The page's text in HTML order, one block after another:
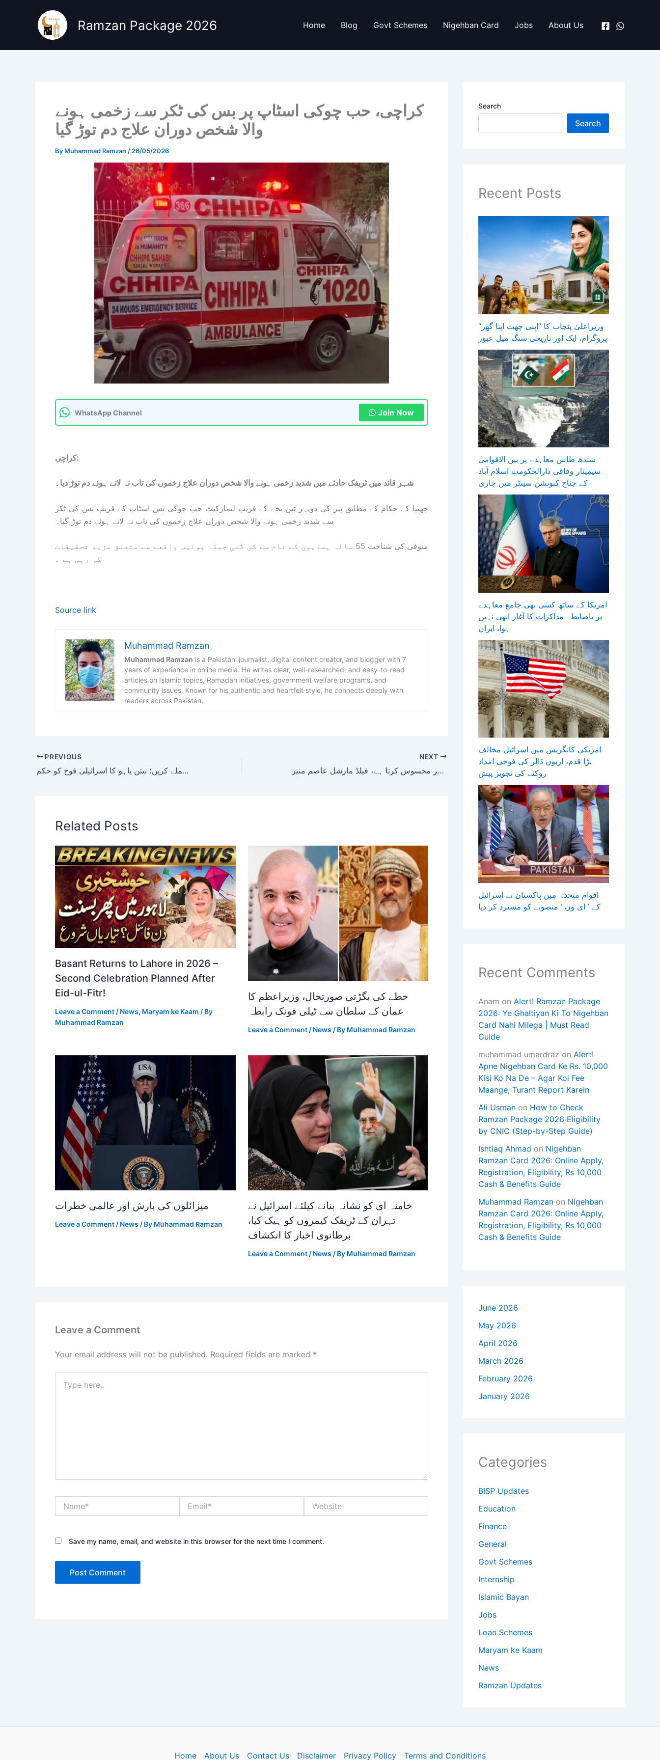
Ramzan Package 2026 Home Blog Govt Schemes Nigehban Card Jobs About Us
کراچی، حب چوکی اسٹاپ پر بس کی ٹکر سے زخمی ہونے
والا شخص دوران علاج دم توڑ گیا
By Muhammad Ramzan / 26/05/2026
WhatsApp Channel Join Now
کراچی:
چھیپا کے حکام کے مطابق پیر کی دوپہر تین بجے کے قریب لیمارکیٹ حب چوکی بس اسٹاپ کے قریب بس کی ٹکر
متوفی کی شناخت 55 سالہ ہمایوں کے نام سے کی گئی جبکہ پولیس واقعے سے متعلق مزید تحقیقات
کر رہی ہے ۔
Source link
Muhammad Ramzan
Muhammad Ramzan is a Pakistani journalist, digital content creator, and blogger with 7
years of experience in online media. He writes clear, well-researched, and easy-to-read
articles on Islamic topics, Ramadan initiatives, government welfare programs, and
community issues. Known for his authentic and heartfelt style, he connects deeply with
readers across Pakistan.
PREVIOUS
حزب اللہ کو کچلنے کیلیے مزید طاقتور حملے کریں؛ نیتن یاہو کا اسرائیلی فوج کو حکم
NEXT
پاکستان، پاک چین لازوال اور آہنی دوستی پر فخر محسوس کرتا ہے، فیلڈ مارشل عاصم منیر
Related Posts
Basant Returns to Lahore in 2026 –
Second Celebration Planned After
Eid-ul-Fitr!
Leave a Comment / News, Maryam ke Kaam / By
Muhammad Ramzan
خطے کی بگڑتی صورتحال، وزیراعظم کا
عمان کے سلطان سے ٹیلی فونک رابطہ
Leave a Comment / News / By Muhammad Ramzan
میزائلوں کی بارش اور عالمی خطرات
Leave a Comment/ News / By Muhammad Ramzan
خامنہ ای کو نشانہ بنانے کیلئے اسرائیل نے
تہران کے ٹریفک کیمروں کو ہیک کیا،
برطانوی اخبار کا انکشاف
Leave a Comment / News / By Muhammad Ramzan
Leave a Comment
Your email address will not be published. Required fields are marked *
here..
Save my name, email, and website in this browser for the next time I comment.
Search
Search
Recent Posts
وزیراعلیٰ پنجاب کا ’’اپنی چھت اپنا گھر‘‘
پروگرام، ایک اور تاریخی سنگ میل عبور
سندھ طاس معاہدے پر بین الاقوامی
سیمینار وفاقی دارالحکومت اسلام آباد
کے جناح کنونشن سینٹر میں جاری
امریکا کے ساتھ کسی بھی جامع معاہدے
پر باضابطہ مذاکرات کا آغاز ابھی نہیں
ہوا، ایران
امریکی کانگریس میں اسرائیل مخالف
بڑا قدم، اربوں ڈالر کی فوجی امداد
روکنے کی تجویز پیش
اقوام متحدہ میں پاکستان نے اسرائیل
کے ’ ای ون ‘ منصوبے کو مسترد کر دیا
Recent Comments
Anam on Alert! Ramzan Package
2026: Ye Ghaltiyan Ki To Nigehban
Card Nahi Milega | Must Read
Guide
muhammad umardraz on Alert!
Apne Nigehban Card Ke Rs. 10,000
Kisi Ko Na De – Agar Koi Fee
Maange, Turant Report Karein
Ali Usman on How to Check
Ramzan Package 2026 Eligibility
by CNIC (Step-by-Step Guide)
Ishtiaq Ahmad on Nigehban
Ramzan Card 2026: Online Apply,
Registration, Eligibility, Rs 10,000
Cash & Benefits Guide
Muhammad Ramzan on Nigehban
Ramzan Card 2026: Online Apply,
Registration, Eligibility, Rs 10,000
Cash & Benefits Guide
June 2026
May 2026
April 2026
March 2026
February 2026
January 2026
Categories
BISP Updates
Education
Finance
General
Govt Schemes
Internship
Islamic Bayan
Jobs
Loan Schemes
Maryam ke Kaam
News
Ramzan Updates
Home About Us Contact Us Disclaimer Privacy Policy Terms and Conditions